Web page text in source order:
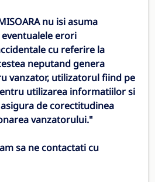
nu isi asuma
erori
cu referire la
neputand genera
vanzator, utilizatorul fiind pe
utilizarea informatiilor si
de corectitudinea
vanzatorului."
sa ne contactati cu